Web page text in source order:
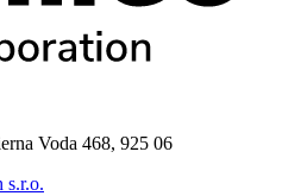
Voda 468, 925 06
s.r.o.